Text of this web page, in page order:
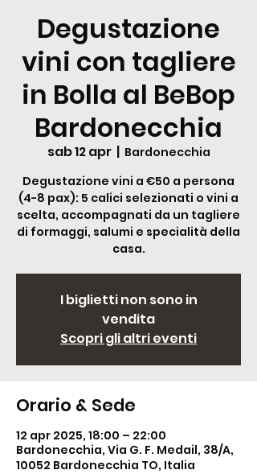
Degustazione
vini con tagliere
in Bolla al BeBop
Bardonecchia
sab 12 apr
  |
Bardonecchia
Degustazione vini a €50 a persona
(4-8 pax): 5 calici selezionati o vini a
scelta, accompagnati da un tagliere
di formaggi, salumi e specialità della
casa.
I biglietti non sono in
vendita
Scopri gli altri eventi
Orario & Sede
12 apr 2025, 18:00 – 22:00
Bardonecchia, Via G. F. Medail, 38/A,
10052 Bardonecchia TO, Italia